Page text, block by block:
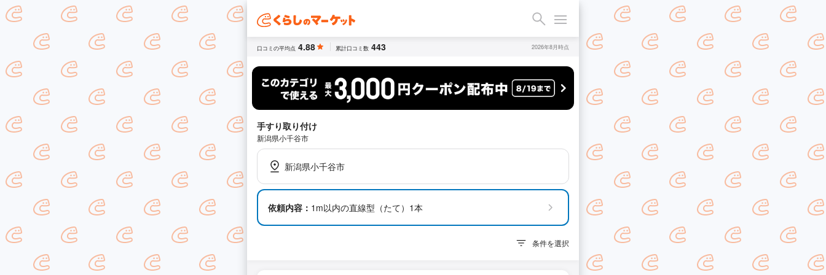
口コミの平均点 4.88 累計口コミ数 443 2026年8月時点
手すり取り付け
新潟県小千谷市
新潟県小千谷市
依頼内容： 1m以内の直線型（たて）1本
条件を選択